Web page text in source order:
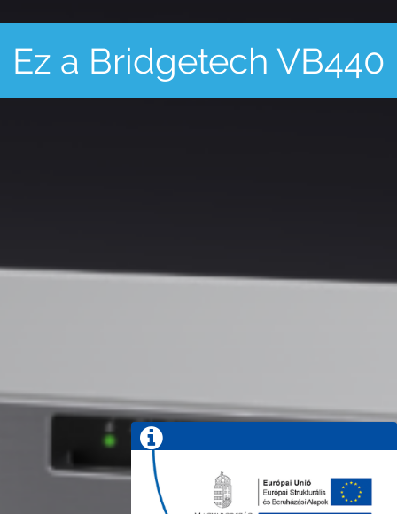
Ez a Bridgetech VB440